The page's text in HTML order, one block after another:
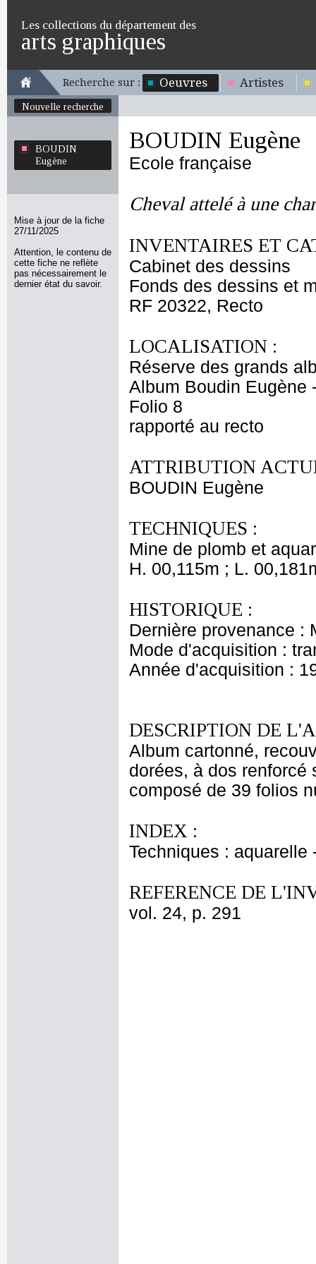
Les collections du département des
arts graphiques
Recherche sur : Oeuvres Artistes
Nouvelle recherche
BOUDIN
Eugène
Mise à jour de la fiche
27/11/2025
Attention, le contenu de
cette fiche ne reflète
pas nécessairement le
dernier état du savoir.
BOUDIN Eugène
Ecole française
Cheval attelé à une
INVENTAIRES ET
Cabinet des dessins
Fonds des dessins et
RF 20322, Recto
LOCALISATION :
Réserve des grands
Album Boudin Eugène
Folio 8
rapporté au recto
ATTRIBUTION
BOUDIN Eugène
TECHNIQUES :
Mine de plomb et
H. 00,115m ; L.
HISTORIQUE :
Dernière provenance :
Mode d'acquisition :
Année d'acquisition :
DESCRIPTION DE
Album cartonné,
dorées, à dos renforcé
composé de 39 folios
INDEX :
Techniques : aquarelle
REFERENCE DE
vol. 24, p. 291